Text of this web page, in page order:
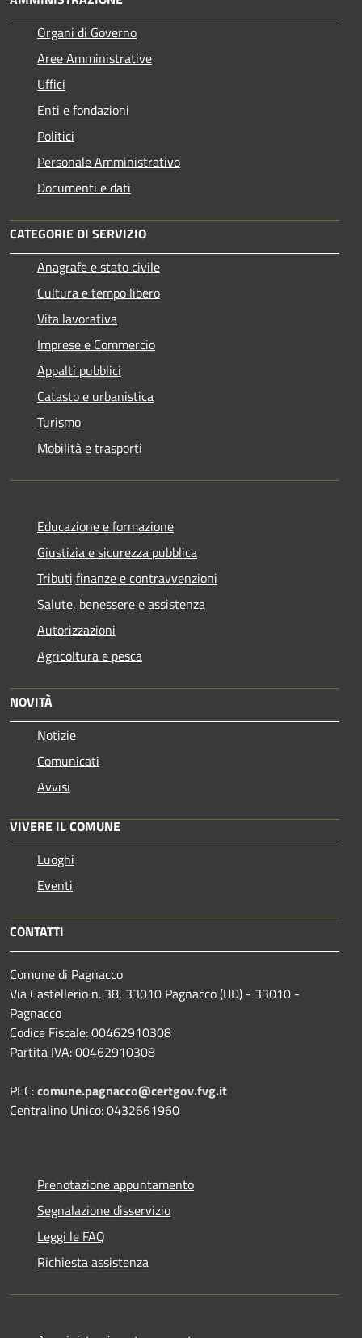
Organi di Governo
Aree Amministrative
Uffici
Enti e fondazioni
Politici
Personale Amministrativo
Documenti e dati
CATEGORIE DI SERVIZIO
Anagrafe e stato civile
Cultura e tempo libero
Vita lavorativa
Imprese e Commercio
Appalti pubblici
Catasto e urbanistica
Turismo
Mobilità e trasporti
Educazione e formazione
Giustizia e sicurezza pubblica
Tributi,finanze e contravvenzioni
Salute, benessere e assistenza
Autorizzazioni
Agricoltura e pesca
NOVITÀ
Notizie
Comunicati
Avvisi
VIVERE IL COMUNE
Luoghi
Eventi
CONTATTI
Comune di Pagnacco
Via Castellerio n. 38, 33010 Pagnacco (UD) - 33010 -
Pagnacco
Codice Fiscale: 00462910308
Partita IVA: 00462910308
PEC:comune.pagnacco@certgov.fvg.it
Centralino Unico: 0432661960
Prenotazione appuntamento
Segnalazione disservizio
Leggi le FAQ
Richiesta assistenza